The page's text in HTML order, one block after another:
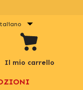
Il mio carrello